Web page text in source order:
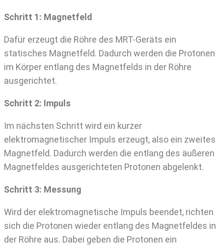
Schritt 1: Magnetfeld
Dafür erzeugt die Röhre des MRT-Geräts ein
statisches Magnetfeld. Dadurch werden die Protonen
im Körper entlang des Magnetfelds in der Röhre
ausgerichtet.
Schritt 2: Impuls
Im nächsten Schritt wird ein kurzer
elektromagnetischer Impuls erzeugt, also ein zweites
Magnetfeld. Dadurch werden die entlang des äußeren
Magnetfeldes ausgerichteten Protonen abgelenkt.
Schritt 3: Messung
Wird der elektromagnetische Impuls beendet, richten
sich die Protonen wieder entlang des Magnetfeldes in
der Röhre aus. Dabei geben die Protonen ein